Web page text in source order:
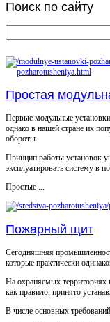
Поиск по сайту
Простая
Первые модульные
однако в нашей стране их
обороты.
Принцип работы установок
эксплуатировать систему в
Простые ...
Пожарный щит
Сегодняшняя
которые практически
На охраняемых территориях
как правило, принято
В числе основных